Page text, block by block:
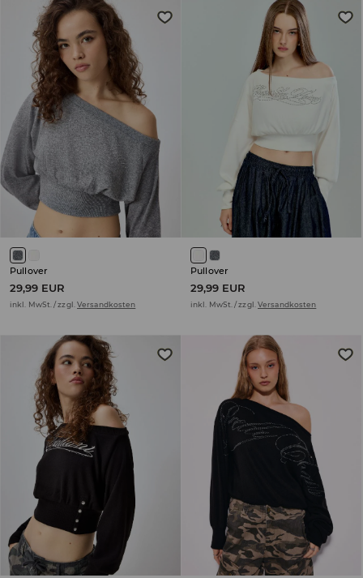
Pullover
29,99 EUR
inkl. MwSt. / zzgl.Versandkosten
Pullover
29,99 EUR
inkl. MwSt. / zzgl.Versandkosten